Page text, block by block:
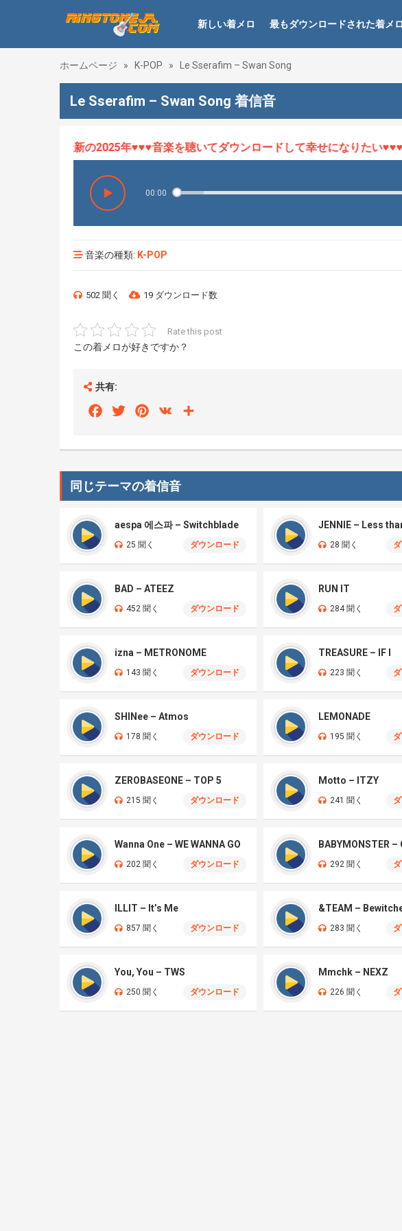
新しい着メロ 最もダウンロードされた着メロ
ホームページ » K-POP » Le Sserafim – Swan Song
Le Sserafim – Swan Song 着信音
HOT、最新の2025年♥♥♥音楽を聴いてダウンロードして幸せになりたい♥♥♥
00:00
音楽の種類: K-POP
502 聞く 19 ダウンロード数
Rate this post
この着メロが好きですか？
共有:
FacebookTwitterPinterest
VK
同じテーマの着信音
aespa 에스파 – Switchblade
25 聞く ダウンロード
JENNIE – Less
28 聞く
BAD – ATEEZ
452 聞く ダウンロード
RUN IT
284 聞く
izna – METRONOME
143 聞く ダウンロード
TREASURE – IF I
223 聞く
SHINee – Atmos
178 聞く ダウンロード
LEMONADE
195 聞く
ZEROBASEONE – TOP 5
215 聞く ダウンロード
Motto – ITZY
241 聞く
Wanna One – WE WANNA GO
202 聞く ダウンロード
BABYMONSTER –
292 聞く
ILLIT – It’s Me
857 聞く ダウンロード
&TEAM –
283 聞く
You, You – TWS
250 聞く ダウンロード
Mmchk – NEXZ
226 聞く